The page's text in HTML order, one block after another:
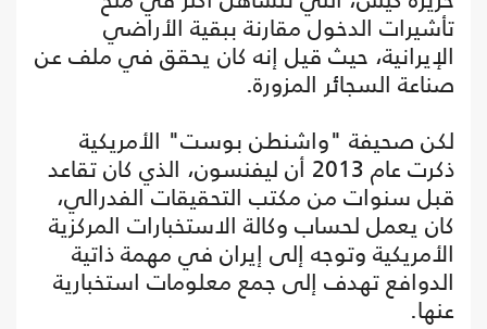
تأشيرات الدخول مقارنة ببقية الأراضي
الإيرانية، حيث قيل إنه كان يحقق في ملف عن
صناعة السجائر المزورة.
لكن صحيفة "واشنطن بوست" الأمريكية
ذكرت عام 2013 أن ليفنسون، الذي كان تقاعد
قبل سنوات من مكتب التحقيقات الفدرالي،
كان يعمل لحساب وكالة الاستخبارات المركزية
الأمريكية وتوجه إلى إيران في مهمة ذاتية
الدوافع تهدف إلى جمع معلومات استخبارية
عنها.